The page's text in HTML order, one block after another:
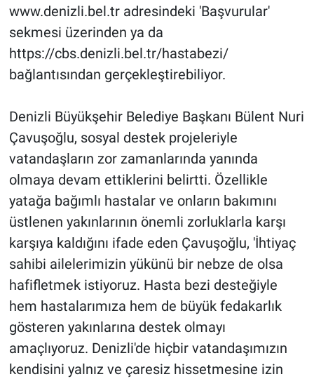
www.denizli.bel.tr adresindeki 'Başvurular'
sekmesi üzerinden ya da
https://cbs.denizli.bel.tr/hastabezi/
bağlantısından gerçekleştirebiliyor.
Denizli Büyükşehir Belediye Başkanı Bülent Nuri
Çavuşoğlu, sosyal destek projeleriyle
vatandaşların zor zamanlarında yanında
olmaya devam ettiklerini belirtti. Özellikle
yatağa bağımlı hastalar ve onların bakımını
üstlenen yakınlarının önemli zorluklarla karşı
karşıya kaldığını ifade eden Çavuşoğlu, 'İhtiyaç
sahibi ailelerimizin yükünü bir nebze de olsa
hafifletmek istiyoruz. Hasta bezi desteğiyle
hem hastalarımıza hem de büyük fedakarlık
gösteren yakınlarına destek olmayı
amaçlıyoruz. Denizli'de hiçbir vatandaşımızın
kendisini yalnız ve çaresiz hissetmesine izin